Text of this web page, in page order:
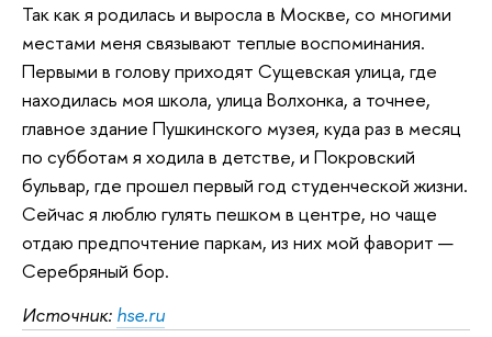
Так как я родилась и выросла в Москве, со многими
местами меня связывают теплые воспоминания.
Первыми в голову приходят Сущевская улица, где
находилась моя школа, улица Волхонка, а точнее,
главное здание Пушкинского музея, куда раз в месяц
по субботам я ходила в детстве, и Покровский
бульвар, где прошел первый год студенческой жизни.
Сейчас я люблю гулять пешком в центре, но чаще
отдаю предпочтение паркам, из них мой фаворит —
Серебряный бор.
Источник: hse.ru